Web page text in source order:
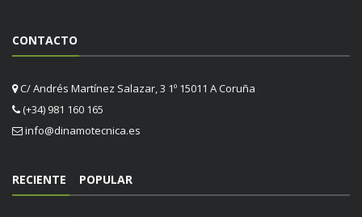
CONTACTO
C/ Andrés Martínez Salazar, 3 1º 15011 A Coruña
(+34) 981 160 165
info@dinamotecnica.es
RECIENTE POPULAR